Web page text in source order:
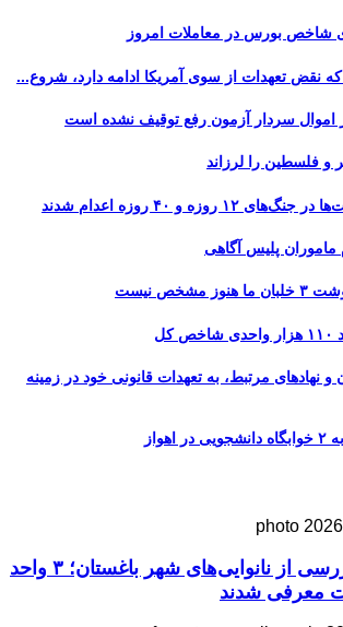
نقض تعهدات از سوی آمریکا ادامه دارد، شروع...
اموال سردار آزمون رفع توقیف نشده است
ماموران پلیس آگاهی
نیست
و نهادهای مرتبط، به تعهدات قانونی خود در زمینه
گشت مشترک بازرسی از نانوایی‌های شهر باغستان؛ ۳ واحد
معرفی شدند